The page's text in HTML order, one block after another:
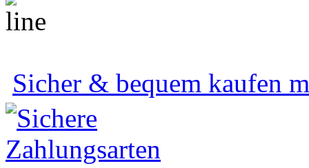
Sicher & bequem kaufen